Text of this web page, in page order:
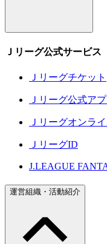
Ｊリーグ公式サービス
Ｊリーグチケット
Ｊリーグ公式アプ
Ｊリーグオンラ
ＪリーグID
J.LEAGUE
運営組織・活動紹介